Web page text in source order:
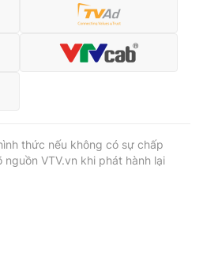
thức nếu không có sự chấp
VTV.vn khi phát hành lại